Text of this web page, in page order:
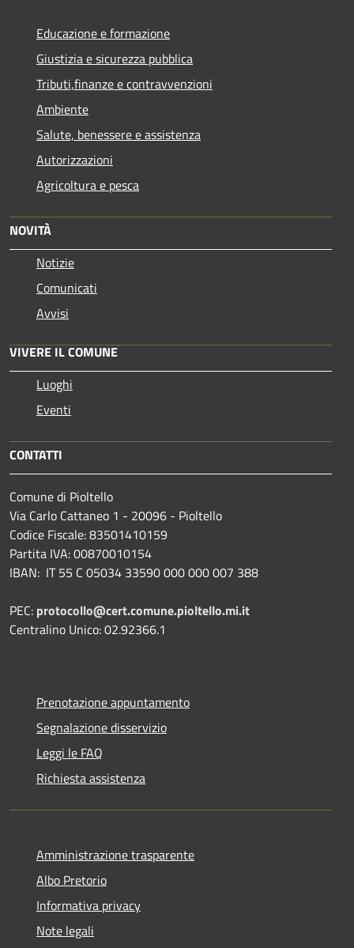
Educazione e formazione
Giustizia e sicurezza pubblica
Tributi,finanze e contravvenzioni
Ambiente
Salute, benessere e assistenza
Autorizzazioni
Agricoltura e pesca
NOVITÀ
Notizie
Comunicati
Avvisi
VIVERE IL COMUNE
Luoghi
Eventi
CONTATTI
Comune di Pioltello
Via Carlo Cattaneo 1 - 20096 - Pioltello
Codice Fiscale: 83501410159
Partita IVA: 00870010154
IBAN: IT 55 C 05034 33590 000 000 007 388
PEC: protocollo@cert.comune.pioltello.mi.it
Centralino Unico: 02.92366.1
Prenotazione appuntamento
Segnalazione disservizio
Leggi le FAQ
Richiesta assistenza
Amministrazione trasparente
Albo Pretorio
Informativa privacy
Note legali